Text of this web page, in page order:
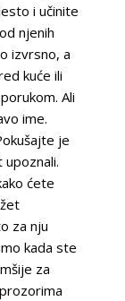
i učinite
njenih
izvrsno, a
kuće ili
Ali
ime.
je
ćete
za nju
kada ste
za